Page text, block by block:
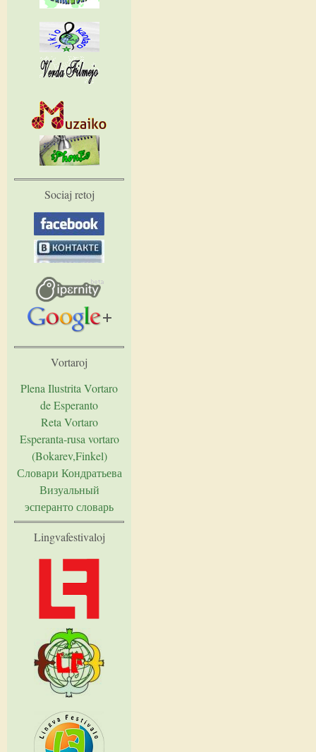
Sociaj retoj
Vortaroj
Plena Ilustrita Vortaro
de Esperanto
Reta Vortaro
Esperanta-rusa vortaro
(Bokarev,Finkel)
Словари Кондратьева
Визуальный
эсперанто словарь
Lingvafestivaloj